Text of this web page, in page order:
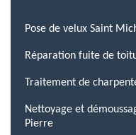
Pose de velux Saint
Réparation fuite de
Traitement de
Nettoyage et
Pierre